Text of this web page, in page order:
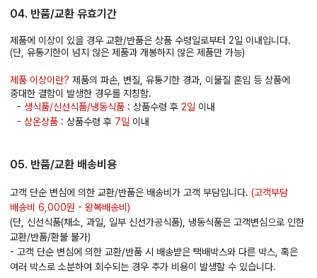
04. 반품/교환 유효기간
제품에 이상이 있을 경우 교환/반품은 상품 수령일로부터 2일 이내입니다.
(단, 유통기한이 넘지 않은 제품과 개봉하지 않은 제품만 가능)
제품 이상이란? 제품의 파손, 변질, 유통기한 경과, 이물질 혼입 등 상품에
중대한 결함이 발생한 경우를 지칭함.
- 생식품/신선식품/냉동식품 : 상품수령 후 2일 이내
- 상온상품 : 상품수령 후 7일 이내
05. 반품/교환 배송비용
고객 단순 변심에 의한 교환/반품은 배송비가 고객 부담입니다. (고객부담
배송비 6,000원 - 왕복배송비)
(단, 신선식품(채소, 과일, 일부 신선가공식품), 냉동식품은 고객변심으로 인한
교환/반품/환불 불가)
- 고객 단순 변심에 의한 교환/반품 시 배송받은 택배박스와 다른 박스, 혹은
여러 박스로 소분하여 회수되는 경우 추가 비용이 발생할 수 있습니다.